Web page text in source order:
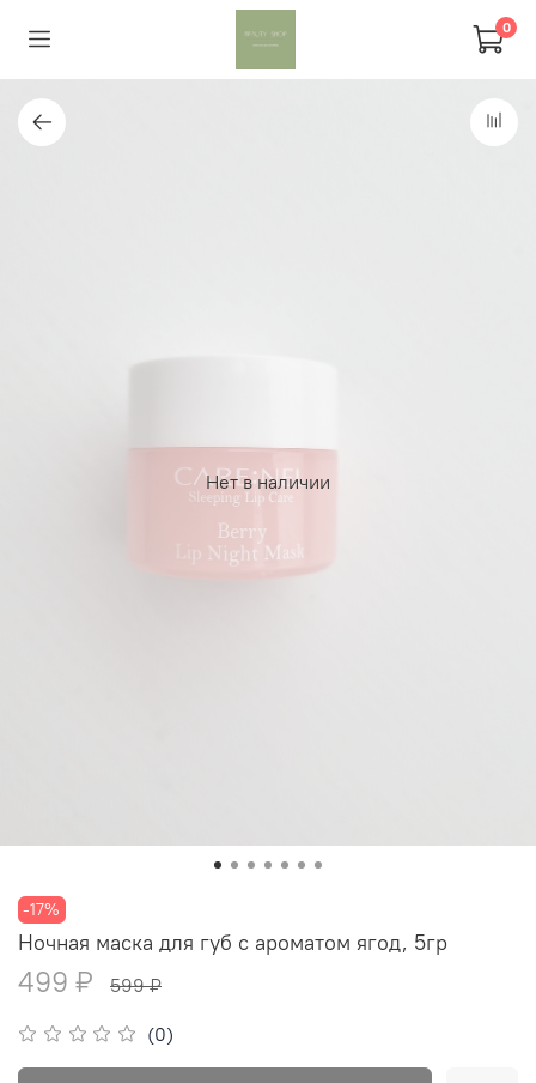
0
Нет в наличии
-17%
(0)
Ночная маска для губ с ароматом ягод, 5гр
499 ₽ 599 ₽